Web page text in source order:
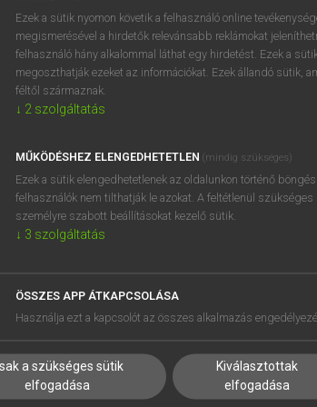
BELÉPÉS
MEGOLDÁSOK
SÚGÓ
RÓLUNK
SÜTI BEÁLLÍTÁSOK
Ezek a sütik nyomon követik a felhasználó online
megismerésével a hirdetők relevánsabb reklámokat
felhasználó hány alkalommal láthat egy hirdetést. Ezek a
megoszthatják ezeket az információkat. Ezek állandó sütik,
féltől származnak.
↓ 2 szolgáltatás
MŰKÖDÉSHEZ ELENGEDHETETLEN (mindig szükséges)
Ezek a sütik elengedhetetlenek az oldalunkon történő
felhasználók nem tilthatják le azokat. A feltétlenül
személyre szabott beállításokat kezelő sütik.
↓ 3 szolgáltatás
ÖSSZES APP ÁTKAPCSOLÁSA
Használja ezt a kapcsolót az összes alkalmazás
a szükséges sütik
elfogadása
Kiválasztottak
elfogadása